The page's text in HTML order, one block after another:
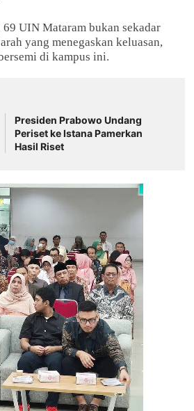
UIN Mataram bukan sekadar
yang menegaskan keluasan,
di kampus ini.
Presiden Prabowo Undang
Periset ke Istana Pamerkan
Hasil Riset